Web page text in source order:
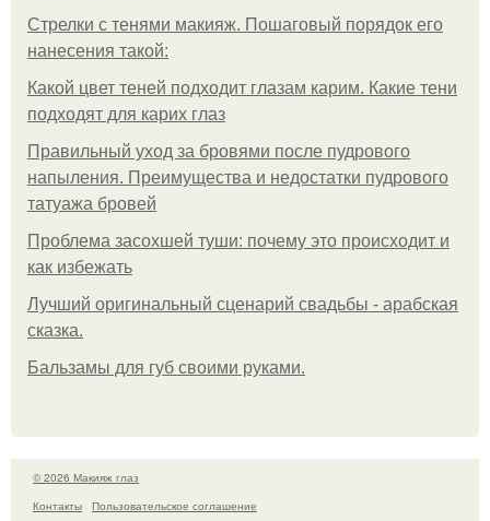
Стрелки с тенями макияж. Пошаговый порядок его
нанесения такой:
Какой цвет теней подходит глазам карим. Какие тени
подходят для карих глаз
Правильный уход за бровями после пудрового
напыления. Преимущества и недостатки пудрового
татуажа бровей
Проблема засохшей туши: почему это происходит и
как избежать
Лучший оригинальный сценарий свадьбы - арабская
сказка.
Бальзамы для губ своими руками.
© 2026 Макияж глаз
Контакты
Пользовательское соглашение